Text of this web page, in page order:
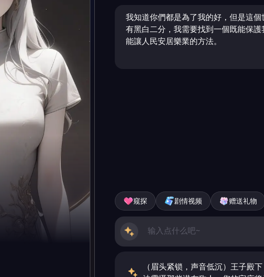
我知道你們都是為了我的好，但是這個
有黑白二分，我需要找到一個既能保護
能讓人民安居樂業的方法。
窥探 剧情视频 赠送礼物
（眉头紧锁，声音低沉）王子殿